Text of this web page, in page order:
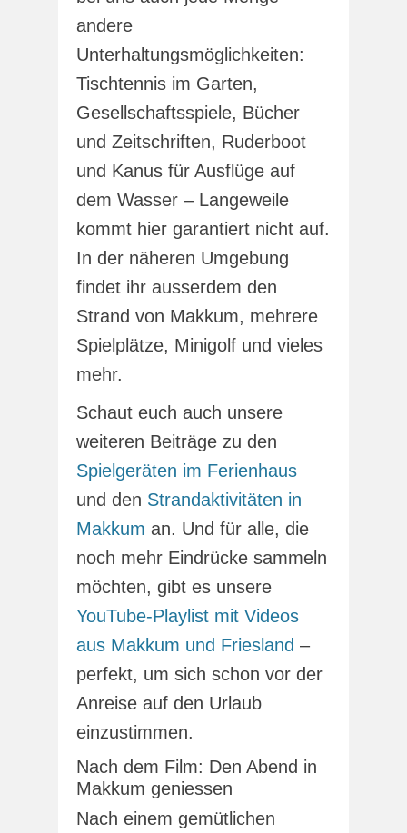
andere
Unterhaltungsmöglichkeiten:
Tischtennis im Garten,
Gesellschaftsspiele, Bücher
und Zeitschriften, Ruderboot
und Kanus für Ausflüge auf
dem Wasser – Langeweile
kommt hier garantiert nicht auf.
In der näheren Umgebung
findet ihr ausserdem den
Strand von Makkum, mehrere
Spielplätze, Minigolf und vieles
mehr.
Schaut euch auch unsere
weiteren Beiträge zu den
Spielgeräten im Ferienhaus
und den Strandaktivitäten in
Makkum an. Und für alle, die
noch mehr Eindrücke sammeln
möchten, gibt es unsere
YouTube-Playlist mit Videos
aus Makkum und Friesland –
perfekt, um sich schon vor der
Anreise auf den Urlaub
einzustimmen.
Nach dem Film: Den Abend in
Makkum geniessen
Nach einem gemütlichen